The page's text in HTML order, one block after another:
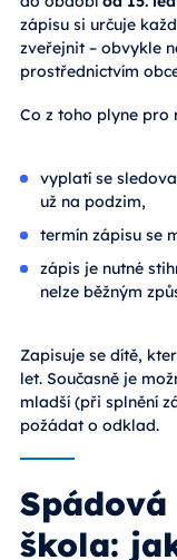
zápisu si určuje
zveřejnit – obvykle
prostřednictvím
Co z toho plyne pro
vyplatí se
už na podzim,
termín zápisu se
zápis je nutné
nelze běžným
Zapisuje se dítě,
let. Současně je
mladší (při splnění
požádat o odklad.
škola: